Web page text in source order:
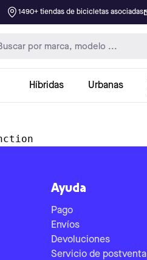
1490+ tiendas de bicicletas asociadas
Híbridas Urbanas
Ayuda
Pago
Envíos
Devoluciones
Servicio de postventa